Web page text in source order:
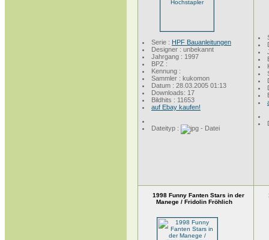
Serie : HPF Bauanleitungen
Designer : unbekannt
Jahrgang : 1997
BPZ :
Kennung :
Sammler : kukomon
Datum : 28.03.2005 01:13
Downloads: 17
Bildhits : 11653
auf Ebay kaufen!
Dateityp :
1998 Funny Fanten Stars in der
Manege / Fridolin Fröhlich